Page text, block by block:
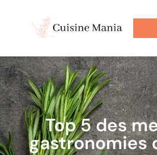
Top 5 des
gastronomies